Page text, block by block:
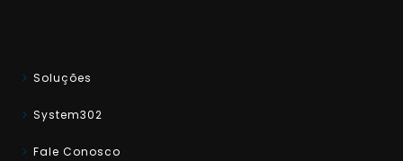
Soluções
System302
Fale Conosco